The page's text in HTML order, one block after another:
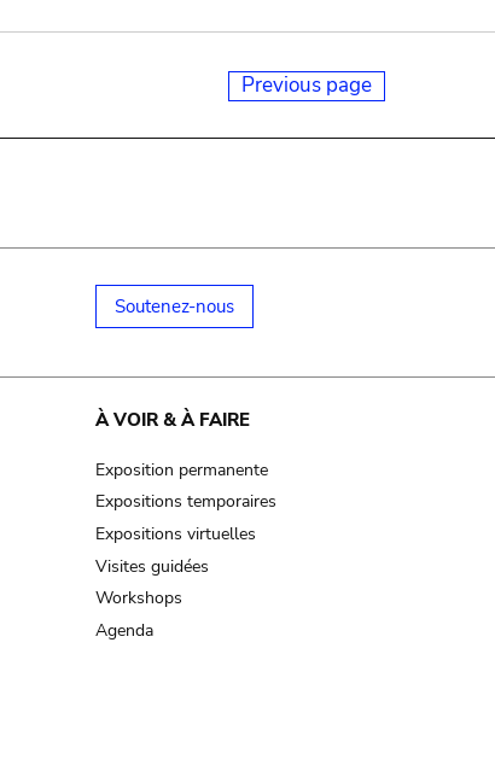
Previous page
Soutenez-nous
À VOIR & À FAIRE
Exposition permanente
Expositions temporaires
Expositions virtuelles
Visites guidées
Workshops
Agenda